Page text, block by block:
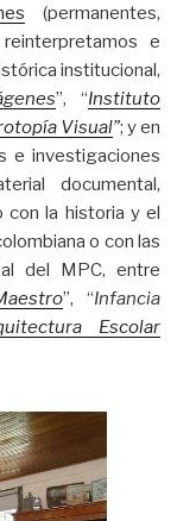
(permanentes,
e
institucional,
”, “Instituto
Visual”; y en
e investigaciones
documental,
con la historia y el
o con las
del MPC, entre
”, “Infancia
Escolar